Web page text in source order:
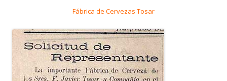
Fábrica de Cervezas Tosar